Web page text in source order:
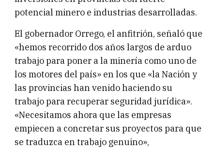
potencial minero e industrias desarrolladas.
El gobernador Orrego, el anfitrión, señaló que
«hemos recorrido dos años largos de arduo
trabajo para poner a la minería como uno de
los motores del país» en los que «la Nación y
las provincias han venido haciendo su
trabajo para recuperar seguridad jurídica».
«Necesitamos ahora que las empresas
empiecen a concretar sus proyectos para que
se traduzca en trabajo genuino»,